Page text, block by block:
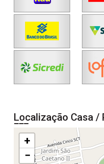
Localização Casa /
+
−